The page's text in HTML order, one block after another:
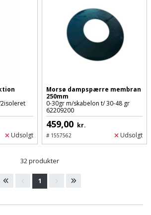
Udsolgt
Morsø dampspærre membran
250mm
0-30gr m/skabelon t/ 30-48 gr
62209200
459,00 kr.
#1557562 Udsolgt
32 produkter
1